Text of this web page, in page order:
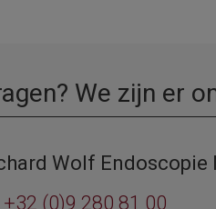
We zijn er
Wolf Endoscopie
+32 (0)9 280 81 00